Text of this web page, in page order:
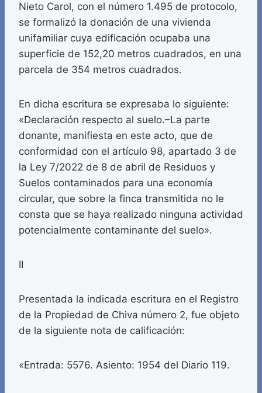
Nieto Carol, con el número 1.495 de protocolo,
se formalizó la donación de una vivienda
unifamiliar cuya edificación ocupaba una
superficie de 152,20 metros cuadrados, en una
parcela de 354 metros cuadrados.
En dicha escritura se expresaba lo siguiente:
«Declaración respecto al suelo.–La parte
donante, manifiesta en este acto, que de
conformidad con el artículo 98, apartado 3 de
la Ley 7/2022 de 8 de abril de Residuos y
Suelos contaminados para una economía
circular, que sobre la finca transmitida no le
consta que se haya realizado ninguna actividad
potencialmente contaminante del suelo».
II
Presentada la indicada escritura en el Registro
de la Propiedad de Chiva número 2, fue objeto
de la siguiente nota de calificación:
«Entrada: 5576. Asiento: 1954 del Diario 119.